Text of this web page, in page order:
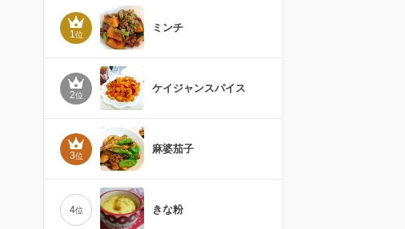
1位
ミンチ
2位
ケイジャンスパイス
3位
麻婆茄子
4位 きな粉